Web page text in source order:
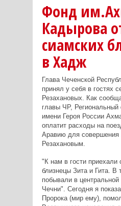
Фонд
Кадырова
сиамских
в Хадж
Глава Чеченской
принял у себя в гостях
Резахановых. Как
главы ЧР,
имени Героя России
оплатит расходы на
Аравию для совершения
Резахановым.
"К нам в гости приехали
близнецы Зита и Гита. В
побывали в
Чечни". Сегодня я
Пророка (мир ему),